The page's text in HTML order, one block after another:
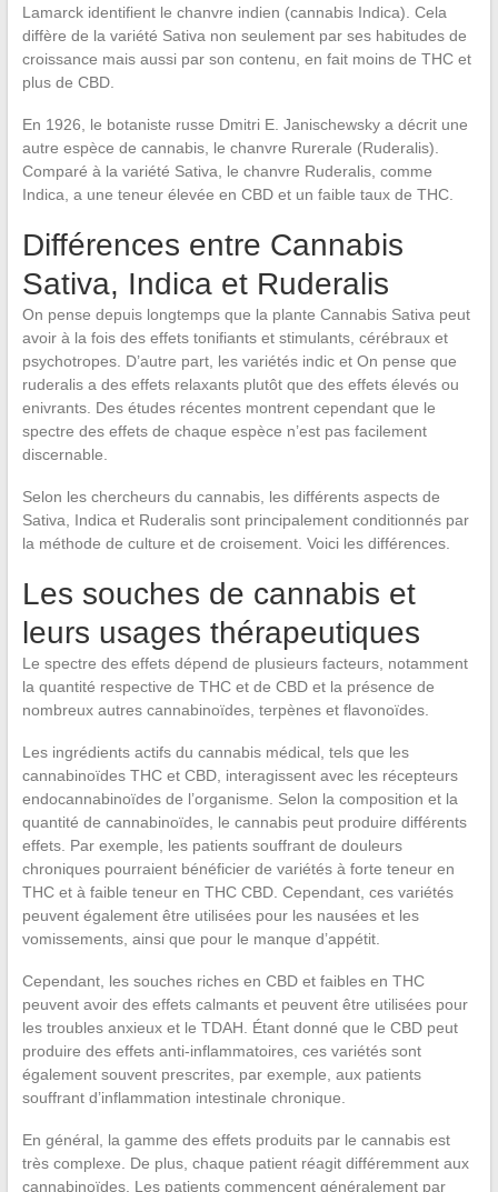
Lamarck identifient le chanvre indien (cannabis Indica). Cela
diffère de la variété Sativa non seulement par ses habitudes de
croissance mais aussi par son contenu, en fait moins de THC et
plus de CBD.
En 1926, le botaniste russe Dmitri E. Janischewsky a décrit une
autre espèce de cannabis, le chanvre Rurerale (Ruderalis).
Comparé à la variété Sativa, le chanvre Ruderalis, comme
Indica, a une teneur élevée en CBD et un faible taux de THC.
Différences entre Cannabis
Sativa, Indica et Ruderalis
On pense depuis longtemps que la plante Cannabis Sativa peut
avoir à la fois des effets tonifiants et stimulants, cérébraux et
psychotropes. D’autre part, les variétés indic et On pense que
ruderalis a des effets relaxants plutôt que des effets élevés ou
enivrants. Des études récentes montrent cependant que le
spectre des effets de chaque espèce n’est pas facilement
discernable.
Selon les chercheurs du cannabis, les différents aspects de
Sativa, Indica et Ruderalis sont principalement conditionnés par
la méthode de culture et de croisement. Voici les différences.
Les souches de cannabis et
leurs usages thérapeutiques
Le spectre des effets dépend de plusieurs facteurs, notamment
la quantité respective de THC et de CBD et la présence de
nombreux autres cannabinoïdes, terpènes et flavonoïdes.
Les ingrédients actifs du cannabis médical, tels que les
cannabinoïdes THC et CBD, interagissent avec les récepteurs
endocannabinoïdes de l’organisme. Selon la composition et la
quantité de cannabinoïdes, le cannabis peut produire différents
effets. Par exemple, les patients souffrant de douleurs
chroniques pourraient bénéficier de variétés à forte teneur en
THC et à faible teneur en THC CBD. Cependant, ces variétés
peuvent également être utilisées pour les nausées et les
vomissements, ainsi que pour le manque d’appétit.
Cependant, les souches riches en CBD et faibles en THC
peuvent avoir des effets calmants et peuvent être utilisées pour
les troubles anxieux et le TDAH. Étant donné que le CBD peut
produire des effets anti-inflammatoires, ces variétés sont
également souvent prescrites, par exemple, aux patients
souffrant d’inflammation intestinale chronique.
En général, la gamme des effets produits par le cannabis est
très complexe. De plus, chaque patient réagit différemment aux
cannabinoïdes. Les patients commencent généralement par